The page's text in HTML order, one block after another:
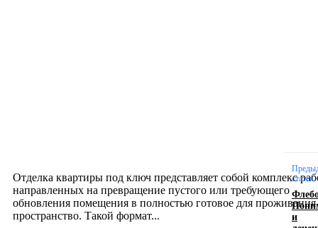
Отделка квартиры под ключ представляет собой комплекс
направленных на превращение пустого или требующего
обновления помещения в полностью готовое для проживания
пространство. Такой формат...
статья
и